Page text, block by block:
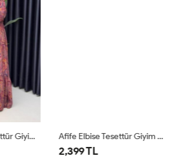
Mahya Elbise Tesettür Giyim Bordo Afife Elbise Tesettür Giyim Lacivert
2,399 TL